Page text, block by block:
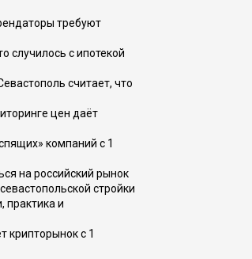
требуют
случилось с ипотекой
считает, что
цен даёт
компаний с 1
на российский рынок
стройки
практика и
крипторынок с 1